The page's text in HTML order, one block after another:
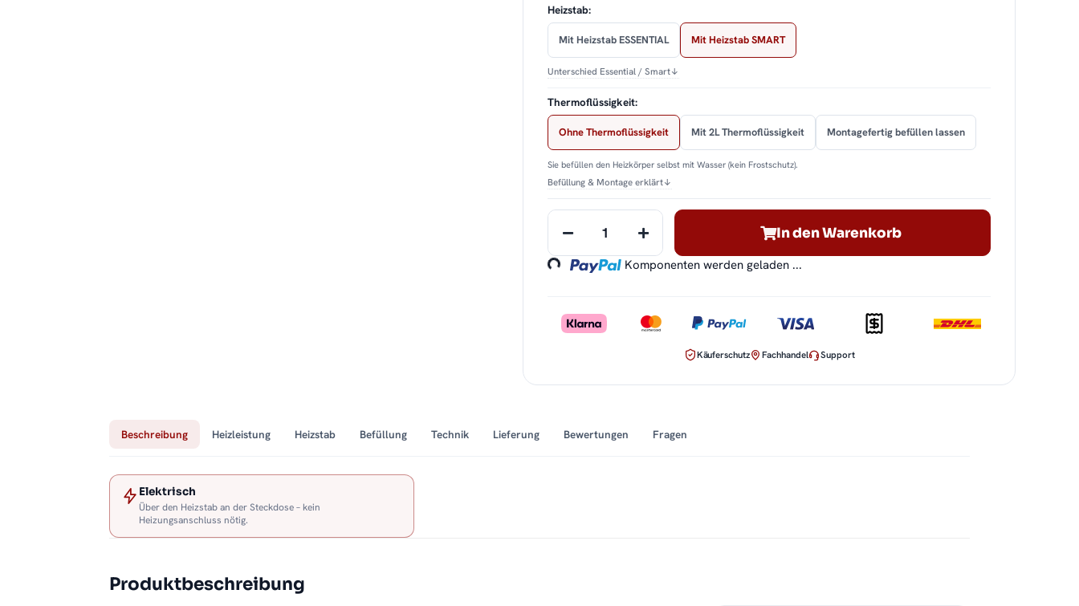
Heizstab:
Mit Heizstab ESSENTIAL Mit Heizstab SMART
Unterschied Essential / Smart↓
Thermoflüssigkeit:
Ohne Thermoflüssigkeit Mit 2L Thermoflüssigkeit Montagefertig befüllen lassen
Sie befüllen den Heizkörper selbst mit Wasser (kein Frostschutz).
Befüllung & Montage erklärt↓
In den Warenkorb
Loading... Komponenten werden geladen ...
Käuferschutz Fachhandel Support
Beschreibung Heizleistung Heizstab Befüllung Technik Lieferung Bewertungen Fragen
Elektrisch
Über den Heizstab an der Steckdose – kein
Heizungsanschluss nötig.
Produktbeschreibung